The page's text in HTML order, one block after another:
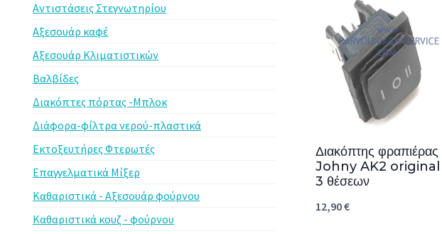
Διακόπτης φραπιέρας
Johny AK2 original
3 θέσεων
12,90€
Αντιστάσεις Στεγνωτηρίου
Αξεσουάρ καφέ
Αξεσουάρ Κλιματιστικών
Βαλβίδες
Διακόπτες πόρτας -Μπλοκ
Διάφορα-φίλτρα νερού-πλαστικά
Εκτοξευτήρες Φτερωτές
Επαγγελματικά Μίξερ
Καθαριστικά - Αξεσουάρ φούρνου
Καθαριστικά κουζ - φούρνου